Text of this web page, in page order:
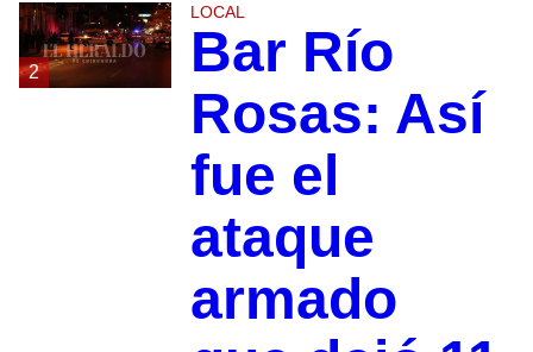
2
LOCAL
Bar Río
Rosas: Así
fue el
ataque
armado